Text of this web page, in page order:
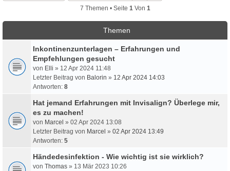
7 Themen • Seite 1Von 1
Themen
Inkontinenzunterlagen – Erfahrungen und
Empfehlungen gesucht
von Elli » 12 Apr 2024 11:48
Letzter Beitrag von Balorin » 12 Apr 2024 14:03
Antworten: 8
Hat jemand Erfahrungen mit Invisalign? Überlege mir,
es zu machen!
von Marcel » 02 Apr 2024 13:08
Letzter Beitrag von Marcel » 02 Apr 2024 13:49
Antworten: 5
Händedesinfektion - Wie wichtig ist sie wirklich?
von Thomas » 13 Mär 2023 10:26